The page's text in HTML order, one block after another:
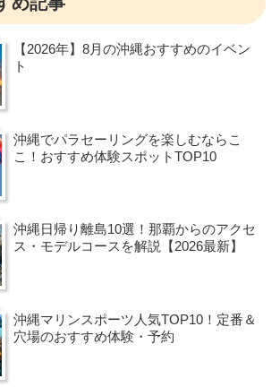
【2026年】8月の沖縄おすすめのイベン
ト
沖縄でパラセーリングを楽しむならこ
こ！おすすめ体験スポットTOP10
沖縄日帰り離島10選！那覇からのアクセ
ス・モデルコースを解説【2026最新】
沖縄マリンスポーツ人気TOP10！定番＆
穴場のおすすめ体験・予約